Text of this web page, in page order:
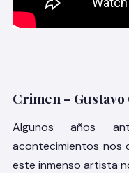
Crimen –
Algunos años
acontecimientos nos
este inmenso artista